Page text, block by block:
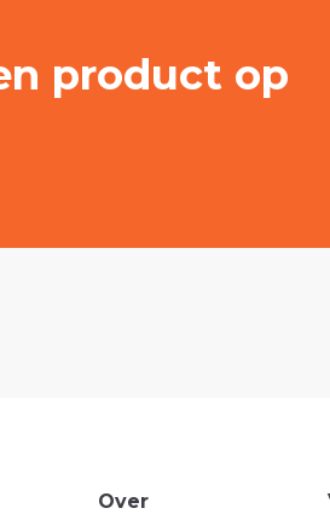
product op
Over